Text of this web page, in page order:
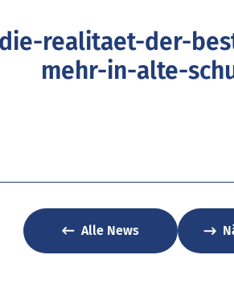
realitaet-der-
mehr-in-alte-
Alle News